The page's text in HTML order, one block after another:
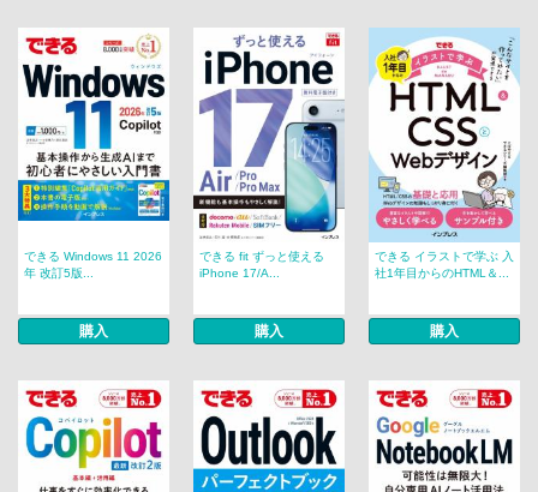
できる Windows 11 2026
年 改訂5版...
購入
できる fit ずっと使える
iPhone 17/A...
購入
できる イラストで学ぶ 入
社1年目からのHTML＆...
購入